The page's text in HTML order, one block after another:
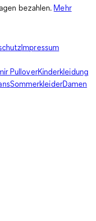
bezahlen. Mehr
Impressum
PulloverKinderkleidung
SommerkleiderDamen